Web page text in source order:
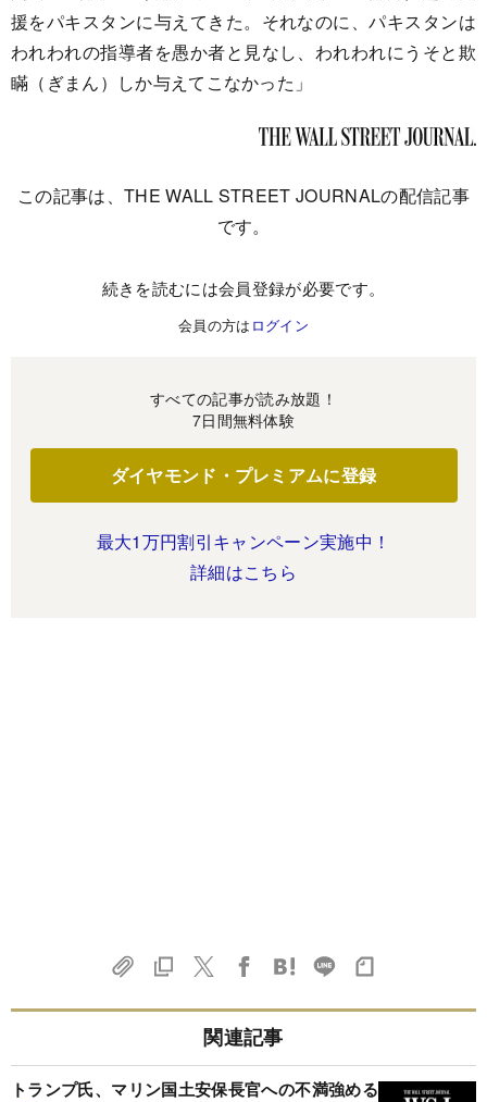
援をパキスタンに与えてきた。それなのに、パキスタンは
われわれの指導者を愚か者と見なし、われわれにうそと欺
瞞（ぎまん）しか与えてこなかった」
この記事は、THE WALL STREET JOURNALの配信記事
です。
続きを読むには会員登録が必要です。
会員の方は ログイン
すべての記事が読み放題！
7日間無料体験
ダイヤモンド・プレミアムに登録
最大1万円割引キャンペーン実施中！
詳細はこちら
関連記事
トランプ氏、マリン国土安保長官への不満強める